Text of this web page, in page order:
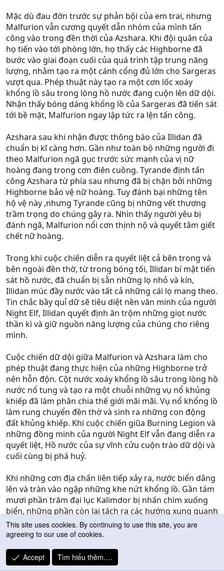
Mặc dù đau đớn trước sự phản bội của em trai, nhưng
Malfurion vẫn cương quyết dẫn nhóm của mình tấn
công vào trong đền thời của Azshara. Khi đội quân của
họ tiến vào tới phòng lớn, họ thấy các Highborne đã
bước vào giai đoạn cuối của quá trình tập trung năng
lượng, nhằm tạo ra một cánh cổng đủ lớn cho Sargeras
vượt qua. Phép thuật này tạo ra một cơn lốc xoáy
khổng lồ sâu trong lòng hồ nước đang cuộn lên dữ dội.
Nhận thấy bóng dáng khổng lồ của Sargeras đã tiến sát
tới bề mặt, Malfurion ngay lập tức ra lện tấn công.
Azshara sau khi nhận được thông báo của Illidan đã
chuẩn bị kĩ càng hơn. Gần như toàn bộ những người đi
theo Malfurion ngã gục trước sức mạnh của vị nữ
hoàng đang trong cơn điên cuồng. Tyrande định tấn
công Azshara từ phía sau nhưng đã bị chặn bởi những
Highborne bảo vệ nữ hoàng. Tuy đánh bại những tên
hộ vệ này ,nhưng Tyrande cũng bị những vết thương
trầm trọng do chúng gây ra. Nhìn thấy người yêu bị
đánh ngã, Malfurion nổi cơn thịnh nộ và quyết tâm giết
chết nữ hoàng.
Trong khi cuộc chiến diễn ra quyết liệt cả bên trong và
bên ngoài đền thờ, từ trong bóng tối, Illidan bí mật tiến
sát hồ nước, đã chuẩn bị sẵn những lọ nhỏ và kín,
Illidan múc đầy nước vào tất cả những cái lọ mang theo.
Tin chắc bầy quỉ dữ sẽ tiêu diệt nền văn minh của người
Night Elf, Illidan quyết định ăn trộm những giọt nước
thần kì và giữ nguồn năng lượng của chúng cho riêng
mình.
Cuộc chiến dữ dội giữa Malfurion và Azshara làm cho
phép thuật đang thực hiện của những Highborne trở
nên hỗn độn. Cột nước xoáy khổng lồ sâu trong lòng hồ
nước nổ tung và tạo ra một chuỗi những vụ nổ khủng
khiếp đã làm phân chia thế giới mãi mãi. Vụ nổ khổng lồ
làm rung chuyển đền thờ và sinh ra những con động
đất khủng khiếp. Khi cuộc chiến giũa Burning Legion và
những đồng minh của người Night Elf vẫn đang diễn ra
quyết liệt, Hồ nước của sự vĩnh cửu cuộn trào dữ dội và
cuối cùng bị phá huỷ.
Khi những cơn địa chấn liên tiếp xảy ra, nước biển dâng
lên và tràn vào ngập những khe nứt khổng lồ. Gần tám
mươi phần trăm đại lục Kalimdor bị nhấn chìm xuống
biển, những phần còn lại tách ra các hướng xung quanh
một vùng biển mới hình thành. Ở trung tâm của vùng
biển mới này, nơi trước đó là Nguồn nước của sự vĩnh
những năng lượng hỗn độn. Vết sẹo khủng khiếp của
thế giới không bao giờ ngừng và nó được biết đến với
This site uses cookies. By continuing to use this site, you are
agreeing to our use of cookies.
Accept Tìm hiểu thêm.…